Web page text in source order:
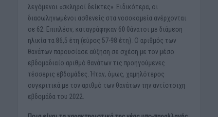
λεγόμενοι «σκληροί δείκτες». Ειδικότερα, οι
διασωληνωμένοι ασθενείς στα νοσοκομεία ανέρχονται
σε 62. Επιπλέον, καταγράφηκαν 60 θάνατοι με διάμεση
ηλικία τα 86,5 έτη (εύρος 57-98 έτη). Ο αριθμός των
θανάτων παρουσίασε αύξηση σε σχέση με τον μέσο
εβδομαδιαίο αριθμό θανάτων τις προηγούμενες
τέσσερις εβδομάδες. Ήταν, όμως, χαμηλότερος
συγκριτικά με τον αριθμό των θανάτων την αντίστοιχη
εβδομάδα του 2022.